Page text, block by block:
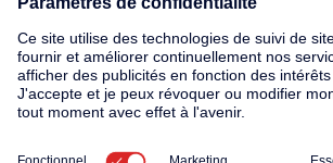
Service
Contact
À propos de nous